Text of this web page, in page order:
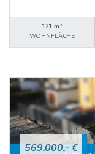
121 m²
WOHNFLÄCHE
569.000,- €